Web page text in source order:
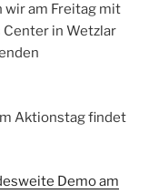
wir am Freitag mit
in Wetzlar
Aktionstag findet
Demo am